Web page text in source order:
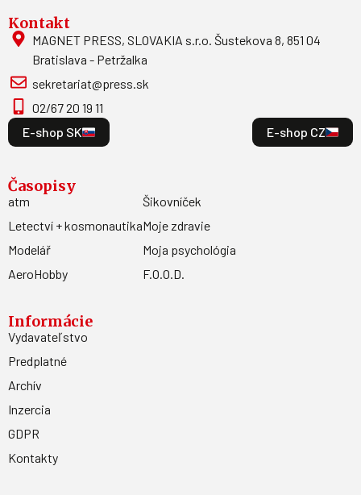
Kontakt
MAGNET PRESS, SLOVAKIA s.r.o. Šustekova 8, 851 04
Bratislava - Petržalka
sekretariat@press.sk
02/67 20 19 11
E-shop SK
E-shop CZ
Časopisy
atm
Letectví + kosmonautika
Modelář
AeroHobby
Šikovníček
Moje zdravie
Moja psychológia
F.O.O.D.
Informácie
Vydavateľstvo
Predplatné
Archív
Inzercia
GDPR
Kontakty